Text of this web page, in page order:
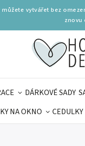
vytvářet bez
znovu
DÁRKOVÉ SADY
NA OKNO CEDULKY